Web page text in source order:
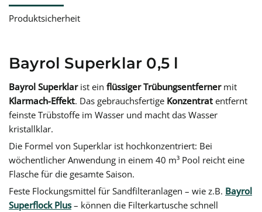
Produktsicherheit
Bayrol Superklar 0,5 l
Bayrol Superklarist ein flüssiger Trübungsentfernermit
Klarmach-Effekt. Das gebrauchsfertige Konzentrat entfernt
feinste Trübstoffe im Wasser und macht das Wasser
kristallklar.
Die Formel von Superklar ist hochkonzentriert: Bei
wöchentlicher Anwendung in einem 40 m³ Pool reicht eine
Flasche für die gesamte Saison.
Feste Flockungsmittel für Sandfilteranlagen – wie z.B. Bayrol
Superflock Plus– können die Filterkartusche schnell